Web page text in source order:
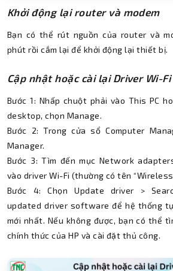
Khởi động lại router và modem
Bạn có thể rút nguồn của router và
phút rồi cắm lại để khởi động lại thiết bị.
Cập nhật hoặc cài lại Driver Wi-Fi
Bước 1: Nhấp chuột phải vào This PC
desktop, chọn Manage.
Bước 2: Trong cửa sổ Computer
Manager.
Bước 3: Tìm đến mục Network
vào driver Wi-Fi (thường có tên
Bước 4: Chọn Update driver >
updated driver software để hệ thống
mới nhất. Nếu không được, bạn có thể
chính thức của HP và cài đặt thủ công.